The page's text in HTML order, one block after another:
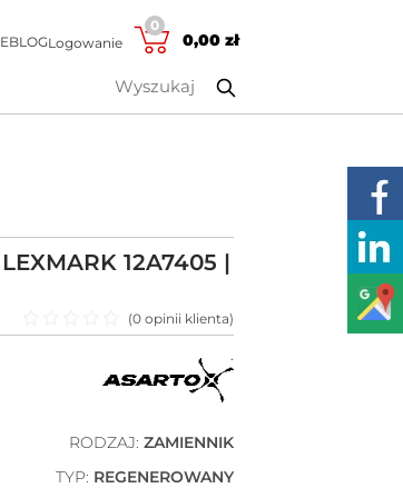
BLOGLogowanie
0
0,00 zł
12A7405 |
Oceniono
(0 opinii klienta)
RODZAJ: ZAMIENNIK
TYP: REGENEROWANY